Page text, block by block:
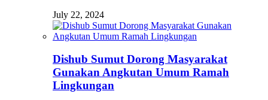
July 22, 2024
Dishub Sumut Dorong Masyarakat
Gunakan Angkutan Umum Ramah
Lingkungan